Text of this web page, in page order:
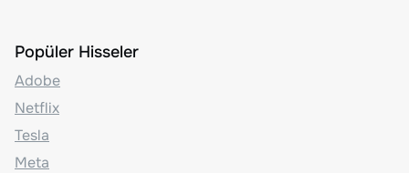
Popüler Hisseler
Adobe
Netflix
Tesla
Meta